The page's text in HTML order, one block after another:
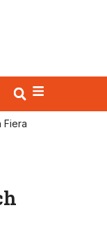
Fiera